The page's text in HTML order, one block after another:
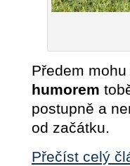
Předem
humorem
postupně a
od začátku.
Přečíst celý